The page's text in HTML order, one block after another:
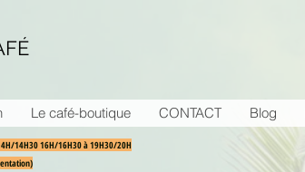
Le café-boutique CONTACT Blog
14H/14H30 16H/16H30 à 19H30/20H